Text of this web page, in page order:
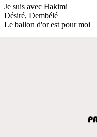
Je suis avec Hakimi
Désiré, Dembélé
Le ballon d'or est pour moi